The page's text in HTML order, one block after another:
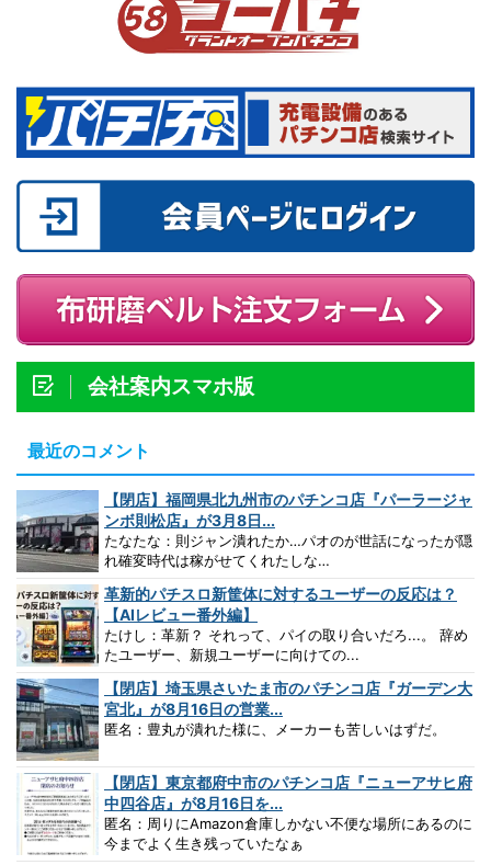
会社案内スマホ版
最近のコメント
【閉店】福岡県北九州市のパチンコ店『パーラージャ
ンボ則松店』が3月8日...
たなたな：則ジャン潰れたか…パオのが世話になったが隠
れ確変時代は稼がせてくれたしな…
革新的パチスロ新筐体に対するユーザーの反応は？
【AIレビュー番外編】
たけし：革新？ それって、パイの取り合いだろ...。 辞め
たユーザー、新規ユーザーに向けての...
【閉店】埼玉県さいたま市のパチンコ店『ガーデン大
宮北』が8月16日の営業...
匿名：豊丸が潰れた様に、メーカーも苦しいはずだ。
【閉店】東京都府中市のパチンコ店『ニューアサヒ府
中四谷店』が8月16日を...
匿名：周りにAmazon倉庫しかない不便な場所にあるのに
今までよく生き残っていたなぁ